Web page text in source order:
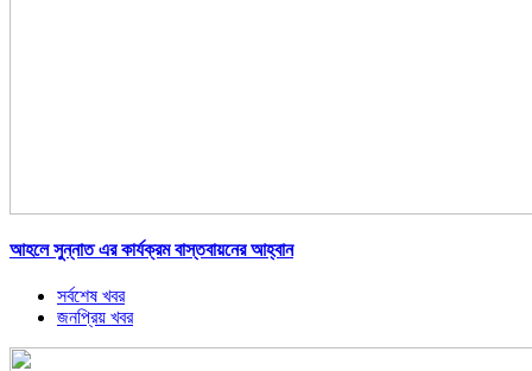
আহলে সুন্নাত এর কার্যক্রম বাস্তবায়নের আহ্বান
সর্বশেষ খবর
জনপ্রিয় খবর